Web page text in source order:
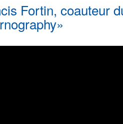
Fortin, coauteur